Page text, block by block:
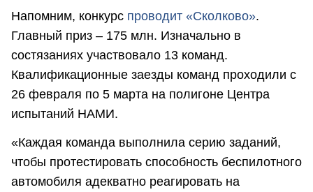
Напомним, конкурс проводит «Сколково».
Главный приз – 175 млн. Изначально в
состязаниях участвовало 13 команд.
Квалификационные заезды команд проходили с
26 февраля по 5 марта на полигоне Центра
испытаний НАМИ.
«Каждая команда выполнила серию заданий,
чтобы протестировать способность беспилотного
автомобиля адекватно реагировать на